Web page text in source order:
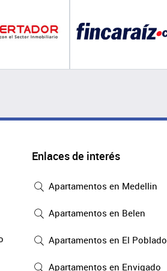
Enlaces de interés
Apartamentos en Medellin
Apartamentos en Belen
Apartamentos en El Poblado
Apartamentos en Envigado